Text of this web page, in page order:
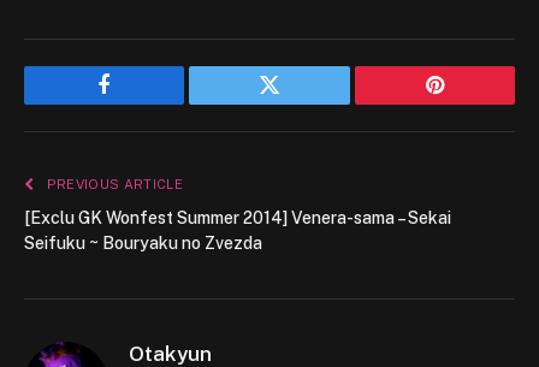
Facebook Twitter Pinterest
PREVIOUS ARTICLE
[Exclu GK Wonfest Summer 2014] Venera-sama – Sekai
Seifuku ~ Bouryaku no Zvezda
Otakyun